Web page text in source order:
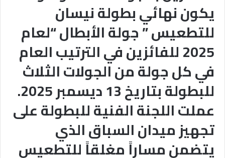
يكون نهائي بطولة نيسان
للتطعيس ” جولة الأبطال “لعام
2025 للفائزين في الترتيب العام
في كل جولة من الجولات الثلاث
للبطولة بتاريخ 13 ديسمبر 2025.
عملت اللجنة الفنية للبطولة على
تجهيز ميدان السباق الذي
يتضمن مساراً مغلقاً للتطعيس